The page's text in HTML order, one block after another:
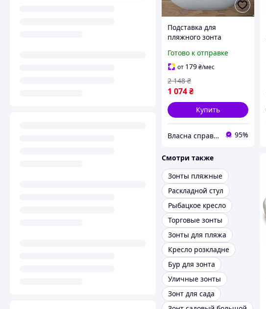
Подставка для
пляжного зонта
фиксацией для садов
террас кафе 20 л белая
Готово к отправке
от 179₴/мес
1 074₴
2 148 ₴
Купить
Власна справа! 95%
Смотри также
Зонты пляжные
Раскладной стул
Рыбацкое кресло
Торговые зонты
Зонты для пляжа
Кресло розкладне
Бур для зонта
Уличные зонты
Зонт для сада